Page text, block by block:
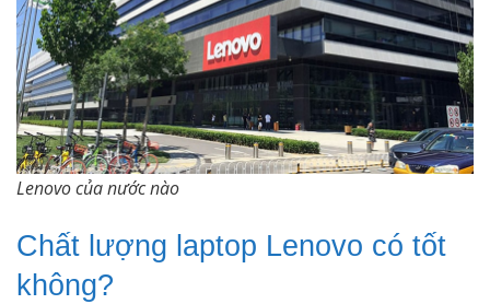
Lenovo của nước nào
Chất lượng laptop Lenovo có tốt
không?